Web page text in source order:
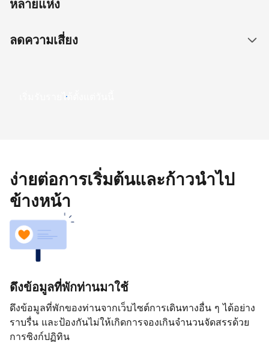
หลายแห่ง
ลดความเสี่ยง
เริ่มรับรายได้ตั้งแต่วันนี้
ง่ายต่อการเริ่มต้นและก้าวนำไป
ข้างหน้า
ดึงข้อมูลที่พักท่านมาใช้
ดึงข้อมูลที่พักของท่านจากเว็บไซต์การเดินทางอื่น ๆ ได้อย่าง
ราบรื่น และป้องกันไม่ให้เกิดการจองเกินจำนวนจัดสรรด้วย
การซิงก์ปฏิทิน